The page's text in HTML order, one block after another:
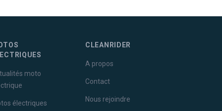
moto
électriques
CLEANRIDER
A propos
Contact
Nous rejoindre